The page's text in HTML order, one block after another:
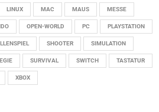
LINUX MAC MAUS MESSE
OPEN-WORLD PC PLAYSTATION
SHOOTER SIMULATION
SURVIVAL SWITCH TASTATUR
XBOX